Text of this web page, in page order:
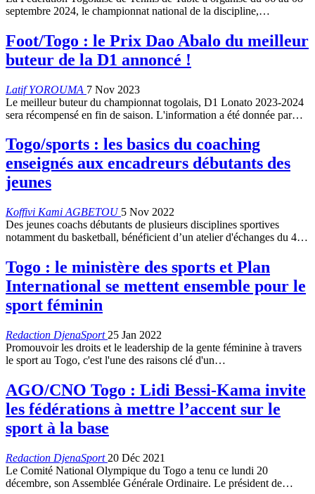
septembre 2024, le championnat national de la discipline,…
Foot/Togo : le Prix Dao Abalo du meilleur
buteur de la D1 annoncé !
Latif YOROUMA 7 Nov 2023
Le meilleur buteur du championnat togolais, D1 Lonato 2023-2024
sera récompensé en fin de saison. L'information a été donnée par…
Togo/sports : les basics du coaching
enseignés aux encadreurs débutants des
jeunes
Koffivi Kami AGBETOU 5 Nov 2022
Des jeunes coachs débutants de plusieurs disciplines sportives
notamment du basketball, bénéficient d’un atelier d'échanges du 4…
Togo : le ministère des sports et Plan
International se mettent ensemble pour le
sport féminin
Redaction DjenaSport 25 Jan 2022
Promouvoir les droits et le leadership de la gente féminine à travers
le sport au Togo, c'est l'une des raisons clé d'un…
AGO/CNO Togo : Lidi Bessi-Kama invite
les fédérations à mettre l’accent sur le
sport à la base
Redaction DjenaSport 20 Déc 2021
Le Comité National Olympique du Togo a tenu ce lundi 20
décembre, son Assemblée Générale Ordinaire. Le président de…